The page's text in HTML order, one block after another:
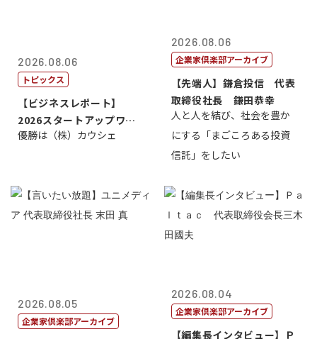
2026.08.06
トピックス
【ビジネスレポート】
2026スタートアップワー
ルドカップ東京
優勝は（株）カウシェ
2026.08.06
企業家倶楽部アーカイブ
【先端人】鎌倉投信 代表
取締役社長 鎌田恭幸
人と人を結び、社会を豊か
にする「まごころある投資
信託」をしたい
2026.08.05
企業家倶楽部アーカイブ
2026.08.04
企業家倶楽部アーカイブ
【編集長インタビュー】Ｐ